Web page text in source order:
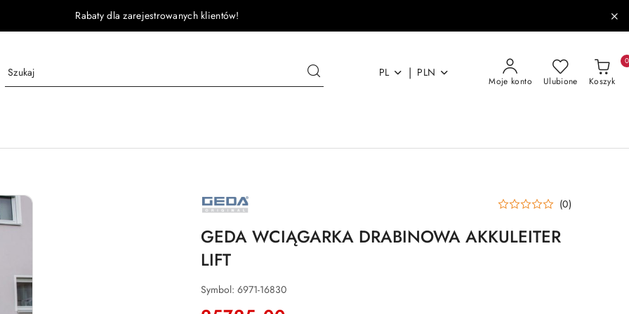
Rabaty dla zarejestrowanych klientów!
PL | PLN
Moje konto Ulubione Koszyk
0
GEDA
(0)
GEDA WCIĄGARKA DRABINOWA AKKULEITER
LIFT
Symbol: 6971-16830